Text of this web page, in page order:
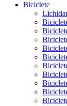
Biciclete